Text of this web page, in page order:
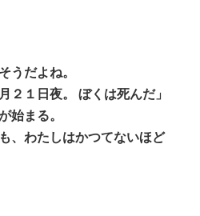
うだよね。
２１日夜。 ぼくは死んだ」
始まる。
、わたしはかつてないほど